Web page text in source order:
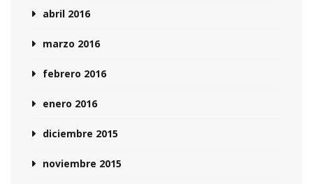
abril 2016
marzo 2016
febrero 2016
enero 2016
diciembre 2015
noviembre 2015